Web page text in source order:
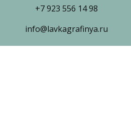
+7 923 556 14 98
info@lavkagrafinya.ru